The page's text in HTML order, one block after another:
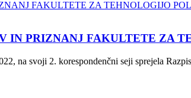
IN PRIZNANJ FAKULTETE ZA
na svoji 2. korespondenčni seji sprejela